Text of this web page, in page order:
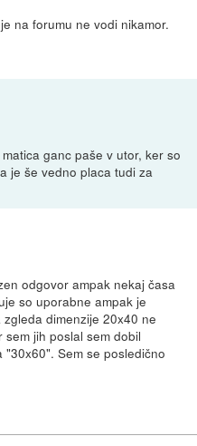
na forumu ne vodi nikamor.
ganc paše v utor, ker so
je še vedno placa tudi za
odgovor ampak nekaj časa
so uporabne ampak je
dimenzije 20x40 ne
jih poslal sem dobil
Sem se posledično